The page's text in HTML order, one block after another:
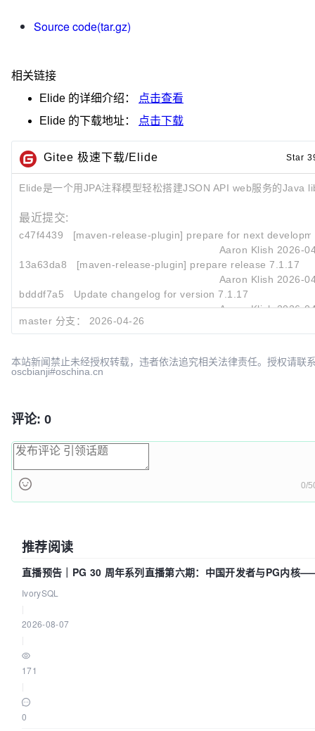
Source code(tar.gz)
相关链接
Elide 的详细介绍：
点击查看
Elide 的下载地址： 点击下载
Gitee 极速下载/Elide Star
Elide是一个用JPA注释模型轻松搭建JSON API web服务的Java
最近提交:
c47f4439
[maven-release-plugin] prepare for next
Aaron Klish 2026-
13a63da8
[maven-release-plugin] prepare release 7.1.17
Aaron Klish 2026-
bdddf7a5
Update changelog for version 7.1.17
Aaron Klish 2026-
master 分支：
2026-04-26
本站新闻禁止未经授权转载，违者依法追究相关法律责任。授权请联
oscbianji#oschina.cn
评论: 0
0/
推荐阅读
直播预告｜PG 30 周年系列直播第六期：中国开发者与PG内核
得动吗？我们贡献了什么？
IvorySQL
2026-08-07
171
0